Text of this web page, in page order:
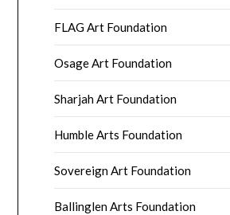
FLAG Art Foundation
Osage Art Foundation
Sharjah Art Foundation
Humble Arts Foundation
Sovereign Art Foundation
Ballinglen Arts Foundation